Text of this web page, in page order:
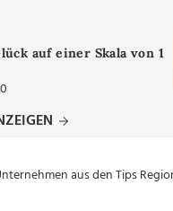
auf einer Skala von 1